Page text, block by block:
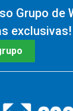
Grupo de
exclusivas!